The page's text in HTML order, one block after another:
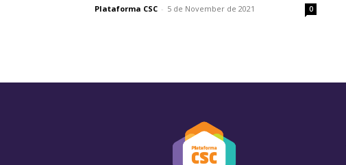
Plataforma CSC - 5 de November de 2021 0